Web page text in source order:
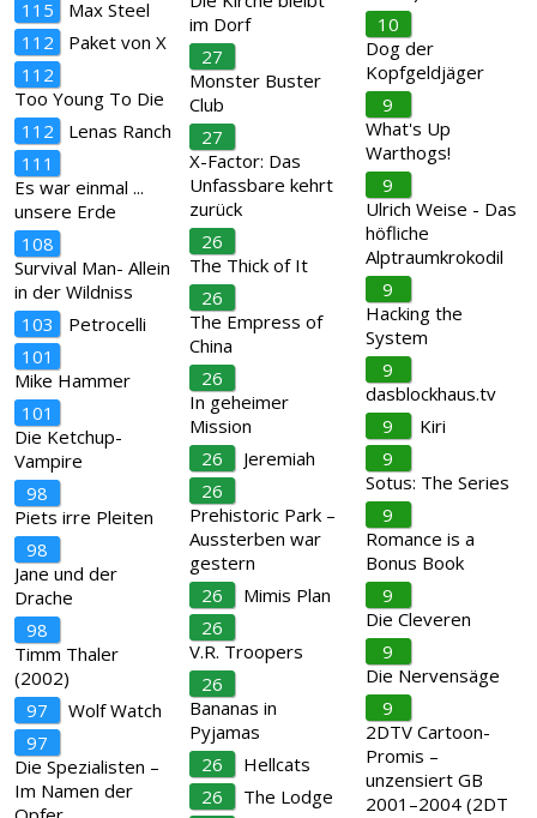
115
Max Steel
112
Paket von X
112
Too Young To Die
112
Lenas Ranch
111
Es war einmal ...
unsere Erde
108
Survival Man- Allein
in der Wildniss
103
Petrocelli
101
Mike Hammer
101
Die Ketchup-
Vampire
98
Piets irre Pleiten
98
Jane und der
Drache
98
Timm Thaler
(2002)
97
Wolf Watch
97
Die Spezialisten –
Im Namen der
im Dorf
27
Monster Buster
Club
27
X-Factor: Das
Unfassbare kehrt
zurück
26
The Thick of It
26
The Empress of
China
26
In geheimer
Mission
26
Jeremiah
26
Prehistoric Park –
Aussterben war
gestern
26
Mimis Plan
26
V.R. Troopers
26
Bananas in
Pyjamas
26
Hellcats
26
The Lodge
10
Dog der
Kopfgeldjäger
9
What's Up
Warthogs!
9
Ulrich Weise - Das
höfliche
Alptraumkrokodil
9
Hacking the
System
9
dasblockhaus.tv
9
Kiri
9
Sotus: The Series
9
Romance is a
Bonus Book
9
Die Cleveren
9
Die Nervensäge
9
2DTV Cartoon-
Promis –
unzensiert GB
2001–2004 (2DT